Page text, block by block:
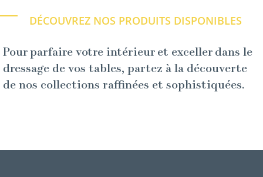
DÉCOUVREZ NOS PRODUITS DISPONIBLES
Pour parfaire votre intérieur et exceller dans le
dressage de vos tables, partez à la découverte
de nos collections raffinées et sophistiquées.